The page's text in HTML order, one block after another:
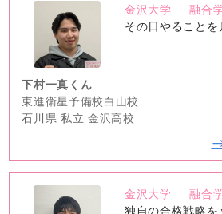
no
image
金沢大学
融合
その日やること
下村一真くん
東進衛星予備校白山校
石川県 私立 金沢高校
no
金沢大学
融合
独自の合格戦略